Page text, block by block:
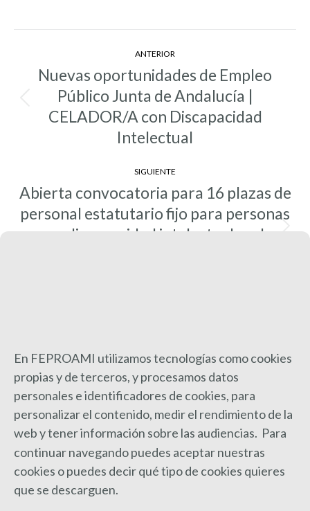
En FEPROAMI utilizamos tecnologías como cookies
propias y de terceros, y procesamos datos
personales e identificadores de cookies, para
personalizar el contenido, medir el rendimiento de la
web ytener información sobre las audiencias. Para
continuar navegando puedes aceptar nuestras
cookies o puedes decir qué tipo de cookies quieres
que se descarguen.
Navegación
entre
entradas
ANTERIOR
Entrada
anterior:
Nuevas oportunidades de Empleo
Público Junta de Andalucía |
CELADOR/A con Discapacidad
Intelectual
SIGUIENTE
Entrada
Abierta convocatoria para 16 plazas de
personal estatutario fijo para personas
con discapacidad intelectual, en la
Post Relacionados
Convocatoria Premios Nacionales de
Discapacidad Reina Letizia
3 febrero, 2026
FEPROAMI recibe el Premio Andalucía Joven 2023
16 diciembre, 2023